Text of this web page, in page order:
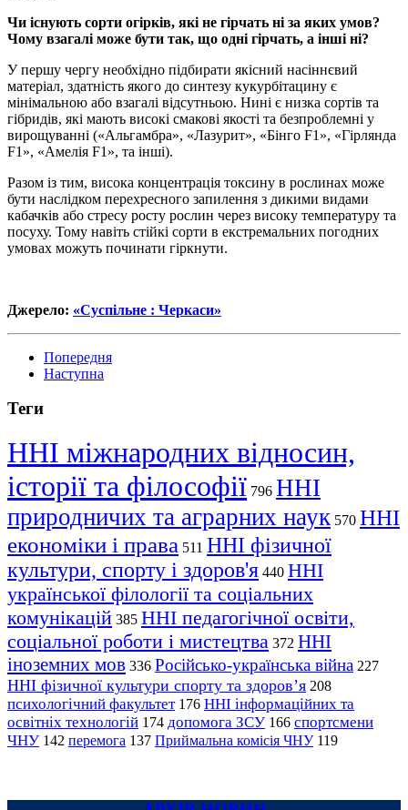
Чи існують сорти огірків, які не гірчать ні за яких умов?
Чому взагалі може бути так, що одні гірчать, а інші ні?
У першу чергу необхідно підбирати якісний насіннєвий
матеріал, здатність якого до синтезу кукурбітацину є
мінімальною або взагалі відсутньою. Нині є низка сортів та
гібридів, які мають високі смакові якості та безпроблемні у
вирощуванні («Альгамбра», «Лазурит», «Бінго F1», «Гірлянда
F1», «Амелія F1», та інші).
Разом із тим, висока концентрація токсину в рослинах може
бути наслідком перехресного запилення з дикими видами
кабачків або стресу росту рослин через високу температуру та
посуху. Тому навіть стійкі сорти в екстремальних погодних
умовах можуть починати гіркнути.
Джерело: «Суспільне : Черкаси»
Попередня
Наступна
Теги
ННІ міжнародних відносин,
історії та філософії 796 ННІ
природничих та аграрних наук 570 ННІ
економіки і права 511 ННІ фізичної
культури, спорту і здоров'я 440 ННІ
української філології та соціальних
комунікацій 385 ННІ педагогічної освіти,
соціальної роботи і мистецтва 372 ННІ
іноземних мов 336 Російсько-українська війна 227
ННІ фізичної культури спорту та здоров’я 208
психологічний факультет 176 ННІ інформаційних та
освітніх технологій 174 допомога ЗСУ 166 спортсмени
ЧНУ 142 перемога 137 Приймальна комісія ЧНУ 119